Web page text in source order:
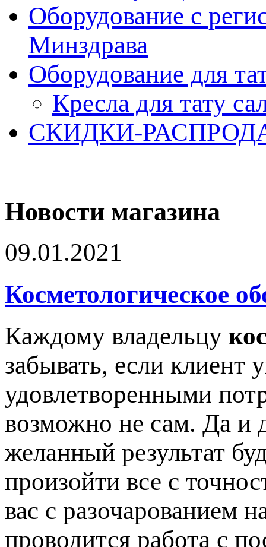
Оборудование с
Минздрава
Оборудование для
Кресла для тату
СКИДКИ-
Новости магазина
09.01.2021
Косметологическое
Каждому владельцу
забывать, если клиент
удовлетворенными
возможно не сам. Да и
желанный результат
произойти все с
вас с разочарованием
проводится работа с